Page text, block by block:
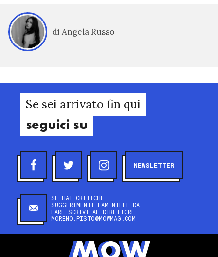
di Angela Russo
Se sei arrivato fin qui
seguici su
NEWSLETTER
SE HAI CRITICHE
SUGGERIMENTI LAMENTELE DA
FARE SCRIVI AL DIRETTORE
MORENO.PISTO@MOWMAG.COM